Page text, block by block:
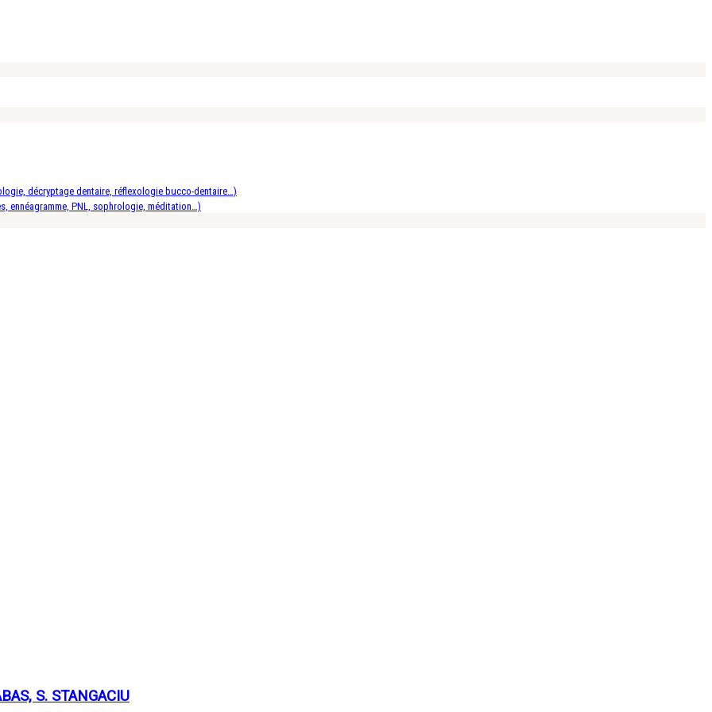
décryptage dentaire, réflexologie bucco-dentaire…)
ennéagramme, PNL, sophrologie, méditation…)
S. STANGACIU